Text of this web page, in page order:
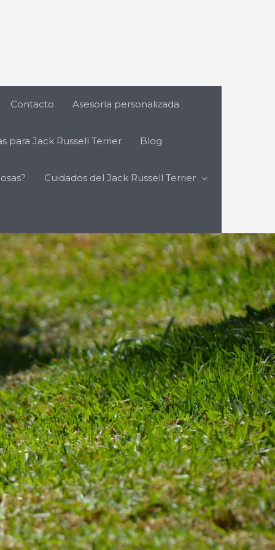
Contacto Asesoría personalizada
para Jack Russell Terrier Blog
Cuidados del Jack Russell Terrier